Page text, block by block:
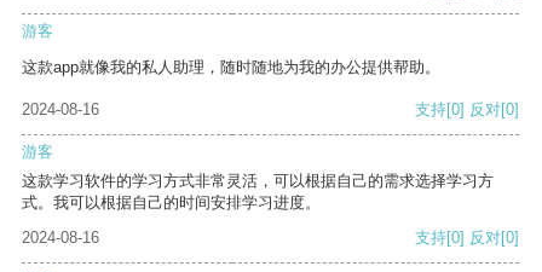
游客
这款app就像我的私人助理，随时随地为我的办公提供帮助。
2024-08-16 支持[0] 反对[0]
游客
这款学习软件的学习方式非常灵活，可以根据自己的需求选择学习方
式。我可以根据自己的时间安排学习进度。
2024-08-16
支持[0] 反对[0]